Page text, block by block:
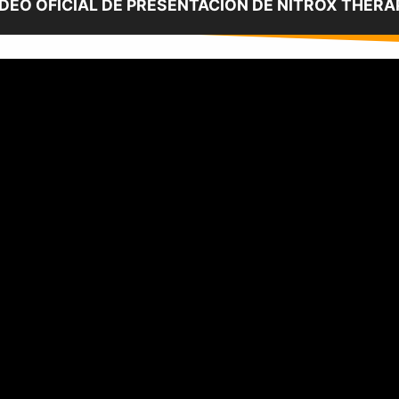
OFICIAL DE PRESENTACIÓN DE NITROX